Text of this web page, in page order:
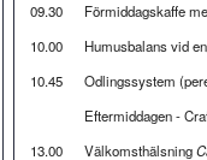
09.30
Förmiddagskaffe
10.00
Humusbalans vid
10.45
Odlingssystem
Eftermiddagen -
13.00
Välkomsthälsning